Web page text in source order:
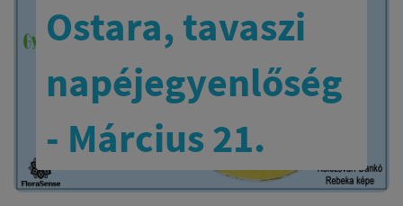
Ostara, tavaszi
napéjegyenlőség
- Március 21.